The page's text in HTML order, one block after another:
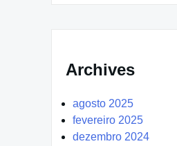
Archives
agosto 2025
fevereiro 2025
dezembro 2024